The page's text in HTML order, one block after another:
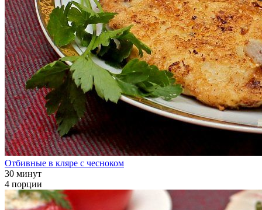
Отбивные в кляре с чесноком
30 минут
4 порции